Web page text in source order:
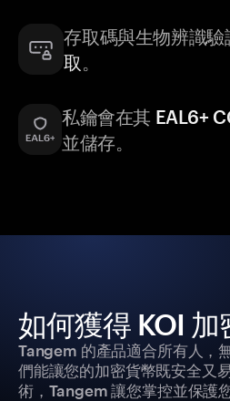
存取碼與生物辨識驗
取 。
私鑰會在其 EAL6+
並儲存。
如何獲得 KOI 加
Tangem 的產品適合所有人，
們能讓您的加密貨幣既安全又
術，Tangem 讓您掌控並保護